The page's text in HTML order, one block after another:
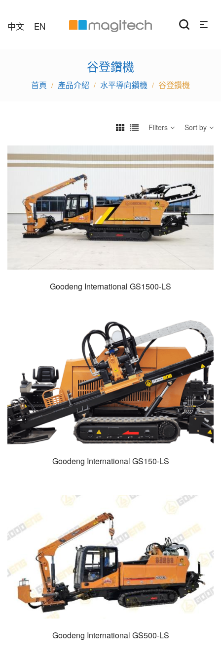
中文 EN
谷登鑽機
/ 產品介紹 / 水平導向鑽機 / 谷登鑽機
Filters Sort by
Goodeng International GS1500-LS
Goodeng International GS150-LS
Goodeng International GS500-LS